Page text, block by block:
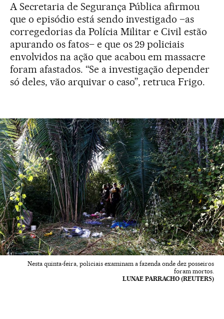
A Secretaria de Segurança Pública afirmou
que o episódio está sendo investigado –as
corregedorias da Polícia Militar e Civil estão
apurando os fatos– e que os 29 policiais
envolvidos na ação que acabou em massacre
foram afastados. “Se a investigação depender
só deles, vão arquivar o caso”, retruca Frigo.
Nesta quinta-feira, policiais examinam a fazenda onde dez posseiros
foram mortos.
LUNAE PARRACHO (REUTERS)